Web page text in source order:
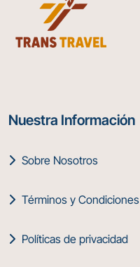
Nuestra Información
Sobre Nosotros
Términos y Condiciones
Políticas de privacidad